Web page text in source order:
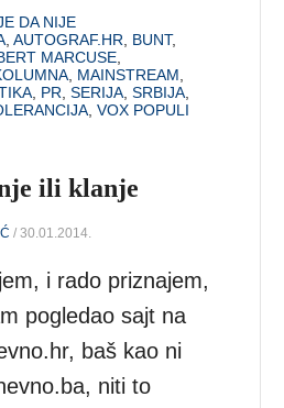
DA NIJE
,AUTOGRAF.HR, BUNT,
MARCUSE,
, MAINSTREAM,
, PR,SERIJA,SRBIJA,
,VOX POPULI
ili klanje
/ 30.01.2014.
i rado priznajem,
pogledao sajt na
baš kao ni
niti to